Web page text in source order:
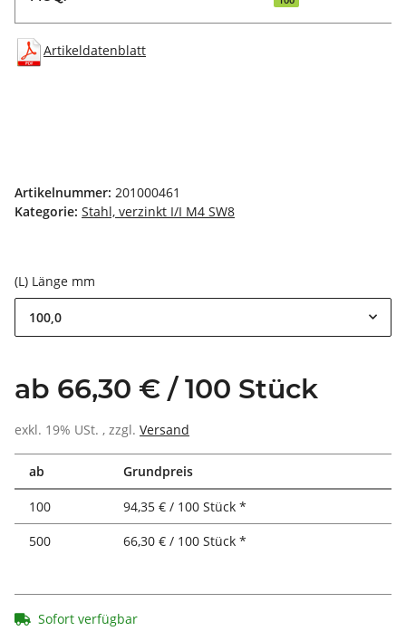
Artikeldatenblatt
Artikelnummer: 201000461
Kategorie: Stahl, verzinkt I/I M4 SW8
(L) Länge mm
100,0
ab 66,30 € / 100 Stück
exkl. 19% USt. , zzgl. Versand
ab Grundpreis
100
94,35 € / 100 Stück *
500
66,30 € / 100 Stück *
Sofort verfügbar